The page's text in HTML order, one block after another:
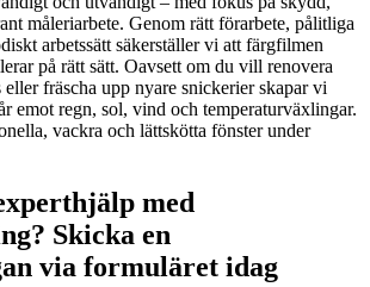
måleriarbete. Genom rätt förarbete, pålitliga
arbetssätt säkerställer vi att färgfilmen
på rätt sätt. Oavsett om du vill renovera
fräscha upp nyare snickerier skapar vi
emot regn, sol, vind och temperaturväxlingar.
vackra och lättskötta fönster under
med
Skicka en
via formuläret idag